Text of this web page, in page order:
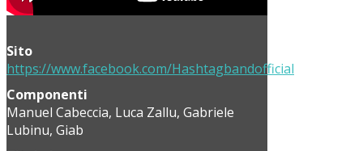
Sito
https://www.facebook.com/Hashtagbandofficial
Componenti
Manuel Cabeccia, Luca Zallu, Gabriele
Lubinu, Giab